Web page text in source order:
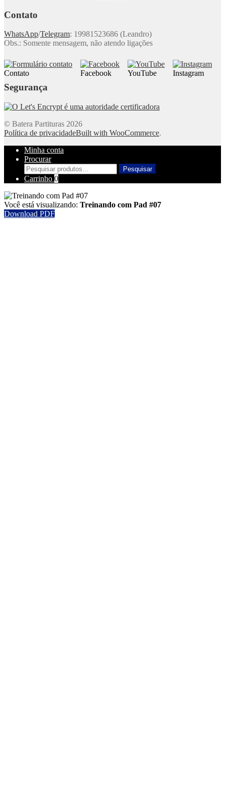
Contato
WhatsApp/Telegram: 19981523686 (Leandro)
Obs.: Somente mensagem, não atendo ligações
Contato Facebook YouTube Instagram
Segurança
© Batera Partituras 2026
Política de privacidadeBuilt with WooCommerce.
Minha conta
Procurar
Pesquisar
por:
Pesquisar
Carrinho 0
Você está visualizando: Treinando com Pad #07
Download PDF